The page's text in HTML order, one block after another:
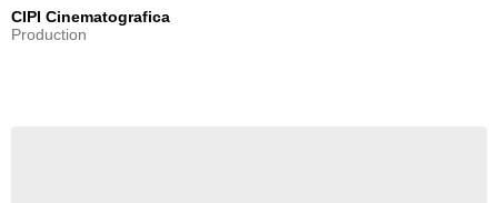
CIPI Cinematografica
Production